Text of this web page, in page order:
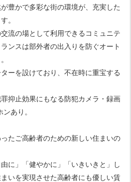
豊かで多彩な街の環境が、充実した
。
流の場として利用できるコミュニテ
ンスは部外者の出入りを防ぐオート
ーを設けており、不在時に重宝する
抑止効果にもなる防犯カメラ・録画
あり。
たご高齢者のための新しい住まいの
に」「健やかに」「いきいきと」し
いを実現させた高齢者にも優しい賃